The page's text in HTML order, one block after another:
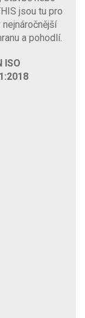
jsou tu pro
a pohodlí.
ISO